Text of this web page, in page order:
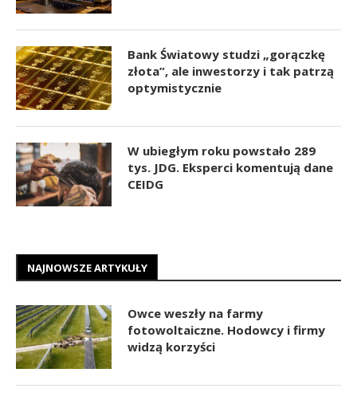
Bank Światowy studzi „gorączkę
złota”, ale inwestorzy i tak patrzą
optymistycznie
W ubiegłym roku powstało 289
tys. JDG. Eksperci komentują dane
CEIDG
NAJNOWSZE ARTYKUŁY
Owce weszły na farmy
fotowoltaiczne. Hodowcy i firmy
widzą korzyści